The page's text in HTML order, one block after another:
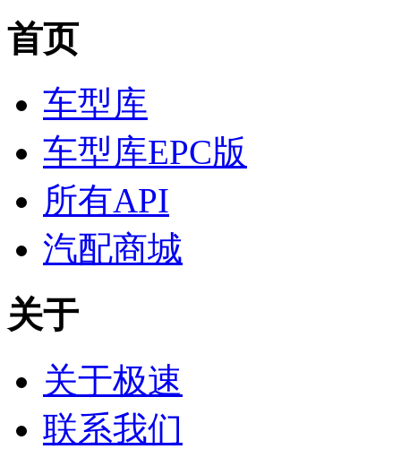
首页
车型库
车型库EPC版
所有API
汽配商城
关于
关于极速
联系我们